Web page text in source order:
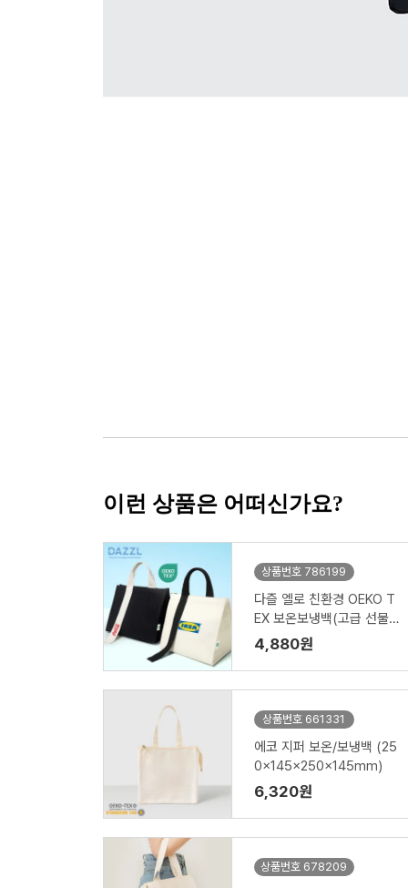
이런 상품은 어떠신가요?
상품번호 786199
다즐 엘로 친환경 OEKO T
EX 보온보냉백(고급 선물
케이스 포함)
4,880원
상품번호 661331
에코 지퍼 보온/보냉백 (25
0x145x250x145mm)
6,320원
상품번호 678209